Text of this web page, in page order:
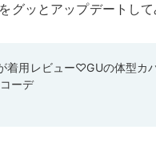
グッとアップデートして
着用レビュー♡GUの体型カ
ーデ